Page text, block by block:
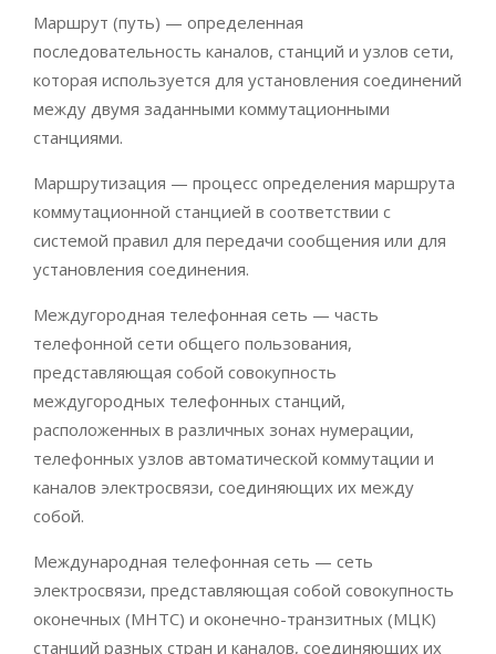
Маршрут (путь) — определенная
последовательность каналов, станций и узлов сети,
которая используется для установления соединений
между двумя заданными коммутационными
станциями.
Маршрутизация — процесс определения маршрута
коммутационной станцией в соответствии с
системой правил для передачи сообщения или для
установления соединения.
Междугородная телефонная сеть — часть
телефонной сети общего пользования,
представляющая собой совокупность
междугородных телефонных станций,
расположенных в различных зонах нумерации,
телефонных узлов автоматической коммутации и
каналов электросвязи, соединяющих их между
собой.
Международная телефонная сеть — сеть
электросвязи, представляющая собой совокупность
оконечных (МНТС) и оконечно-транзитных (МЦК)
станций разных стран и каналов, соединяющих их